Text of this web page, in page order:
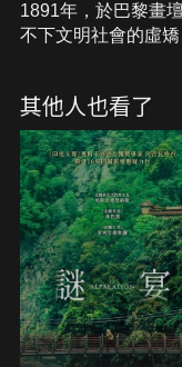
1891年，於巴黎畫
不下文明社會的虛
奢華，等著他的反
出嚮往的原始，高
女孩德胡拉。有了
中最快樂、最富創
三角關係，也緩緩
其他人也看了